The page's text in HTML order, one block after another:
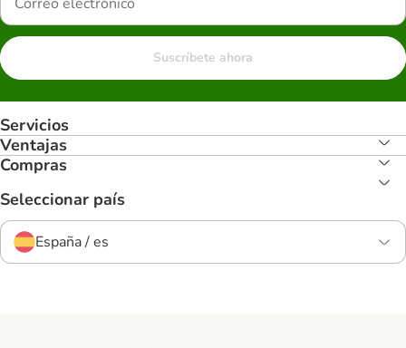
Suscríbete ahora
Servicios
Ventajas
Compras
Seleccionar país
España / es